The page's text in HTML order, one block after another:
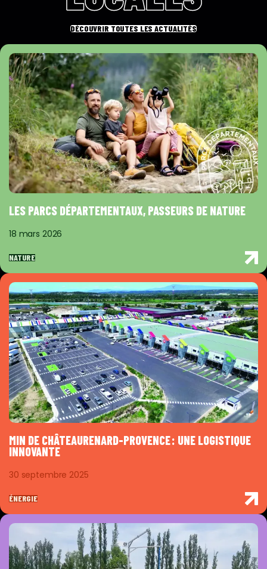
DÉCOUVRIR TOUTES LES ACTUALITÉS
LES PARCS DÉPARTEMENTAUX, PASSEURS DE NATURE
18 mars 2026
NATURE
MIN DE CHÂTEAURENARD-PROVENCE : UNE LOGISTIQUE
INNOVANTE
30 septembre 2025
ÉNERGIE